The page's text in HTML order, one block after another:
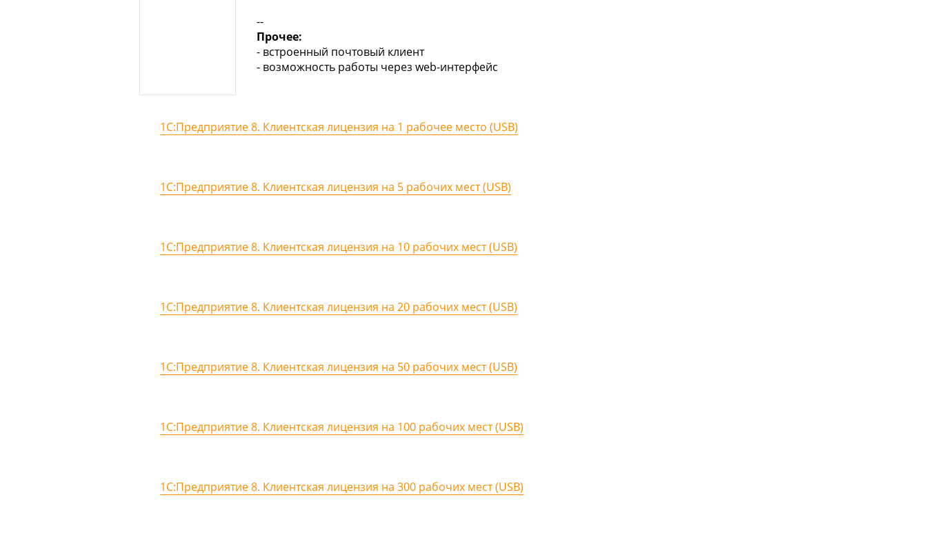
--
Прочее:
- встроенный почтовый клиент
- возможность работы через web-интерфейс
1С:Предприятие 8. Клиентская лицензия на 1 рабочее место (USB)
1С:Предприятие 8. Клиентская лицензия на 5 рабочих мест (USB)
1С:Предприятие 8. Клиентская лицензия на 10 рабочих мест (USB)
1С:Предприятие 8. Клиентская лицензия на 20 рабочих мест (USB)
1С:Предприятие 8. Клиентская лицензия на 50 рабочих мест (USB)
1С:Предприятие 8. Клиентская лицензия на 100 рабочих мест (USB)
1С:Предприятие 8. Клиентская лицензия на 300 рабочих мест (USB)